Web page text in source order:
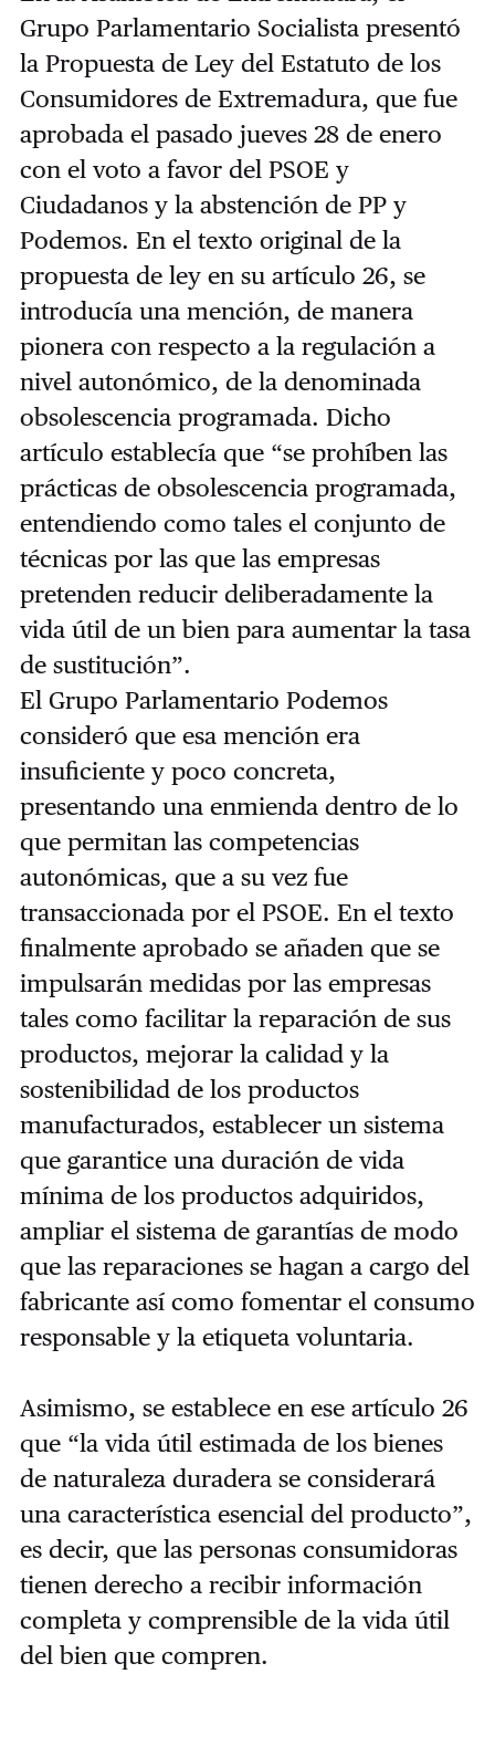
Grupo Parlamentario Socialista presentó
la Propuesta de Ley del Estatuto de los
Consumidores de Extremadura, que fue
aprobada el pasado jueves 28 de enero
con el voto a favor del PSOE y
Ciudadanos y la abstención de PP y
Podemos. En el texto original de la
propuesta de ley en su artículo 26, se
introducía una mención, de manera
pionera con respecto a la regulación a
nivel autonómico, de la denominada
obsolescencia programada. Dicho
artículo establecía que “se prohíben las
prácticas de obsolescencia programada,
entendiendo como tales el conjunto de
técnicas por las que las empresas
pretenden reducir deliberadamente la
vida útil de un bien para aumentar la tasa
de sustitución”.
El Grupo Parlamentario Podemos
consideró que esa mención era
insuficiente y poco concreta,
presentando una enmienda dentro de lo
que permitan las competencias
autonómicas, que a su vez fue
transaccionada por el PSOE. En el texto
finalmente aprobado se añaden que se
impulsarán medidas por las empresas
tales como facilitar la reparación de sus
productos, mejorar la calidad y la
sostenibilidad de los productos
manufacturados, establecer un sistema
que garantice una duración de vida
mínima de los productos adquiridos,
ampliar el sistema de garantías de modo
que las reparaciones se hagan a cargo del
fabricante así como fomentar el consumo
responsable y la etiqueta voluntaria.
Asimismo, se establece en ese artículo 26
que “la vida útil estimada de los bienes
de naturaleza duradera se considerará
una característica esencial del producto”,
es decir, que las personas consumidoras
tienen derecho a recibir información
completa y comprensible de la vida útil
del bien que compren.